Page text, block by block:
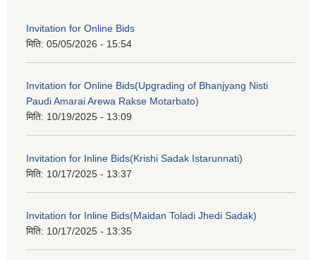
Invitation for Online Bids
मिति: 05/05/2026 - 15:54
Invitation for Online Bids(Upgrading of Bhanjyang Nisti
Paudi Amarai Arewa Rakse Motarbato)
मिति: 10/19/2025 - 13:09
Invitation for Inline Bids(Krishi Sadak Istarunnati)
मिति: 10/17/2025 - 13:37
Invitation for Inline Bids(Maidan Toladi Jhedi Sadak)
मिति: 10/17/2025 - 13:35